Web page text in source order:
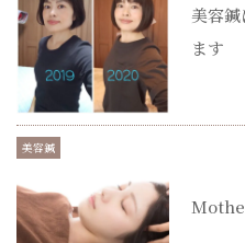
美容
ます
美容鍼